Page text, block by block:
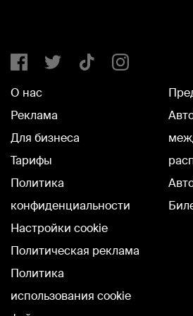
О нас
Реклама
Для бизнеса
Тарифы
Политика
конфиденциальности
Настройки cookie
Политическая реклама
Политика
использования cookie